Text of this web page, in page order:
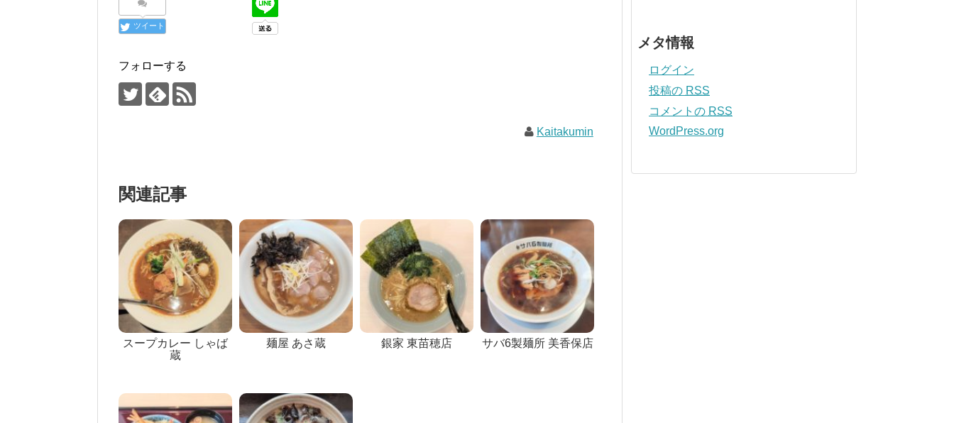
ツイート
フォローする
Kaitakumin
関連記事
スープカレー しゃば
蔵
麺屋 あさ蔵 銀家 東苗穂店 サバ6製麺所 美香保店
メタ情報
ログイン
投稿の RSS
コメントの RSS
WordPress.org